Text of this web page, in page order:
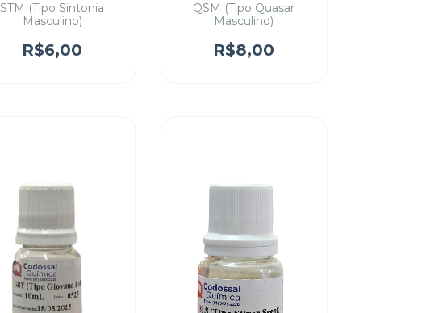
STM (Tipo Sintonia
Masculino)
R$6,00
QSM (Tipo Quasar
Masculino)
R$8,00